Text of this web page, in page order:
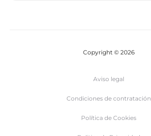
Copyright © 2026
Aviso legal
Condiciones de contratación
Política de Cookies